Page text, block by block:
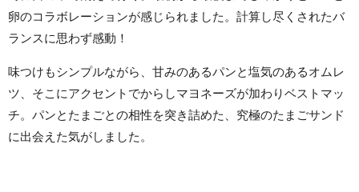
卵のコラボレーションが感じられました。計算し尽くされたバ
ランスに思わず感動！
味つけもシンプルながら、甘みのあるパンと塩気のあるオムレ
ツ、そこにアクセントでからしマヨネーズが加わりベストマッ
チ。パンとたまごとの相性を突き詰めた、究極のたまごサンド
に出会えた気がしました。